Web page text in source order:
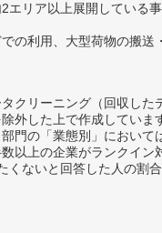
エリア以上展開している
の利用、大型荷物の搬送
クリーニング（回収した
外した上で作成していま
門の「業態別」におい
以上の企業がランクイン
ないと回答した人の割